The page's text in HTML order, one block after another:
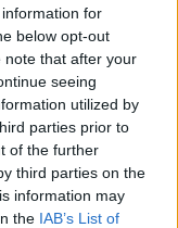
for
below opt-out
note that after your
seeing
utilized by
parties prior to
of the further
third parties on the
information may
the IAB’s List of
urbanizáció,
jelent.
Korábban
hogy Kína